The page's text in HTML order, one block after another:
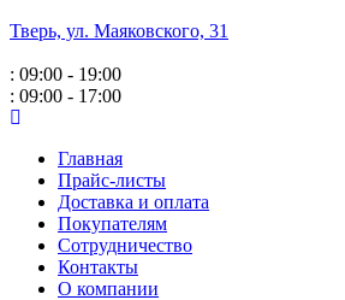
Тверь, ул. Маяковского, 31
: 09:00 - 19:00
: 09:00 - 17:00
Главная
Прайс-листы
Доставка и оплата
Покупателям
Сотрудничество
Контакты
О компании